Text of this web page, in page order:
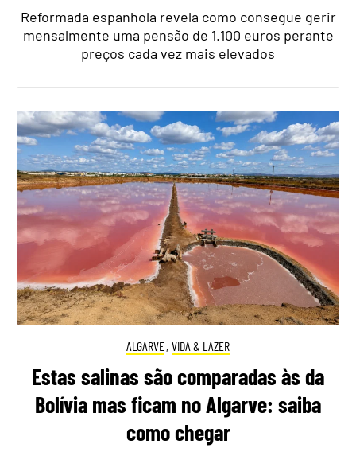
Reformada espanhola revela como consegue gerir
mensalmente uma pensão de 1.100 euros perante
preços cada vez mais elevados
ALGARVE, VIDA & LAZER
Estas salinas são comparadas às da
Bolívia mas ficam no Algarve: saiba
como chegar